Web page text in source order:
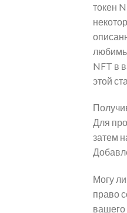
токен
NFT в
этой
Для
затем
Могу
право
вашего